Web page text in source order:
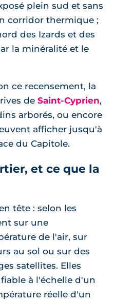
plein sud et sans
corridor thermique ;
des Izards et des
la minéralité et le
ce recensement, la
de Saint-Cyprien,
arborés, ou encore
afficher jusqu'à
du Capitole.
et ce que la
tête : selon les
sur une
de l'air, sur
au sol ou sur des
satellites. Elles
à l'échelle d'un
réelle d'un